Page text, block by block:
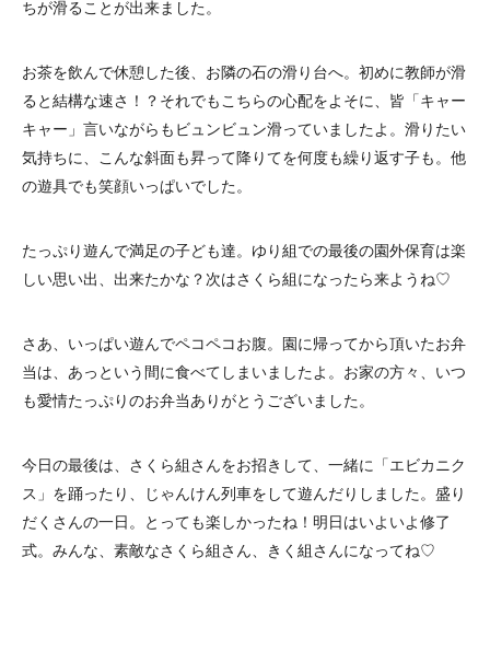
ちが滑ることが出来ました。
お茶を飲んで休憩した後、お隣の石の滑り台へ。初めに教師が滑
ると結構な速さ！？それでもこちらの心配をよそに、皆「キャー
キャー」言いながらもビュンビュン滑っていましたよ。滑りたい
気持ちに、こんな斜面も昇って降りてを何度も繰り返す子も。他
の遊具でも笑顔いっぱいでした。
たっぷり遊んで満足の子ども達。ゆり組での最後の園外保育は楽
しい思い出、出来たかな？次はさくら組になったら来ようね♡
さあ、いっぱい遊んでペコペコお腹。園に帰ってから頂いたお弁
当は、あっという間に食べてしまいましたよ。お家の方々、いつ
も愛情たっぷりのお弁当ありがとうございました。
今日の最後は、さくら組さんをお招きして、一緒に「エビカニク
ス」を踊ったり、じゃんけん列車をして遊んだりしました。盛り
だくさんの一日。とっても楽しかったね！明日はいよいよ修了
式。みんな、素敵なさくら組さん、きく組さんになってね♡